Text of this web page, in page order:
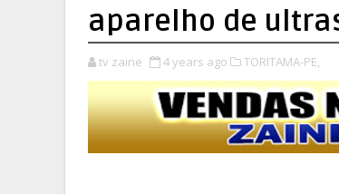
aparelho de
tv zaine 4 years ago TORITAMA-PE,